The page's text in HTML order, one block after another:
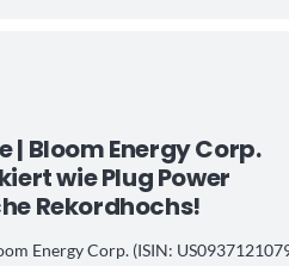
| Bloom Energy Corp.
wie Plug Power
Rekordhochs!
Energy Corp. (ISIN: